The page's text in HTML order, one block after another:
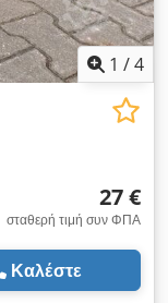
1 /4
27 €
σταθερή τιμή συν ΦΠΑ
Καλέστε